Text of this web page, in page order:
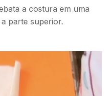
a costura em uma
parte superior.